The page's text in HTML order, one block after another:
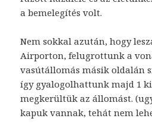
a bemelegítés volt.
Nem sokkal azután, hogy
Airporton, felugrottunk a
vasútállomás másik oldalán
így gyalogolhattunk majd 1
megkerültük az állomást.
kapuk vannak, tehát nem